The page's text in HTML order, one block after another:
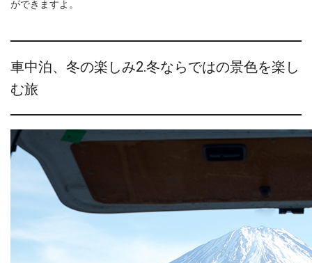
ができますよ。
車中泊、冬の楽しみ2.冬ならではの景色を楽し
む旅